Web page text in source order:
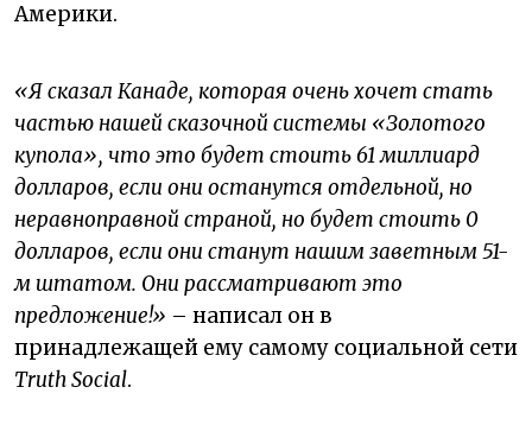
Америки.
«Я сказал Канаде, которая очень хочет стать
частью нашей сказочной системы «Золотого
купола», что это будет стоить 61 миллиард
долларов, если они останутся отдельной, но
неравноправной страной, но будет стоить 0
долларов, если они станут нашим заветным 51-
м штатом. Они рассматривают это
предложение!» – написал он в
принадлежащей ему самому социальной сети
Truth Social.